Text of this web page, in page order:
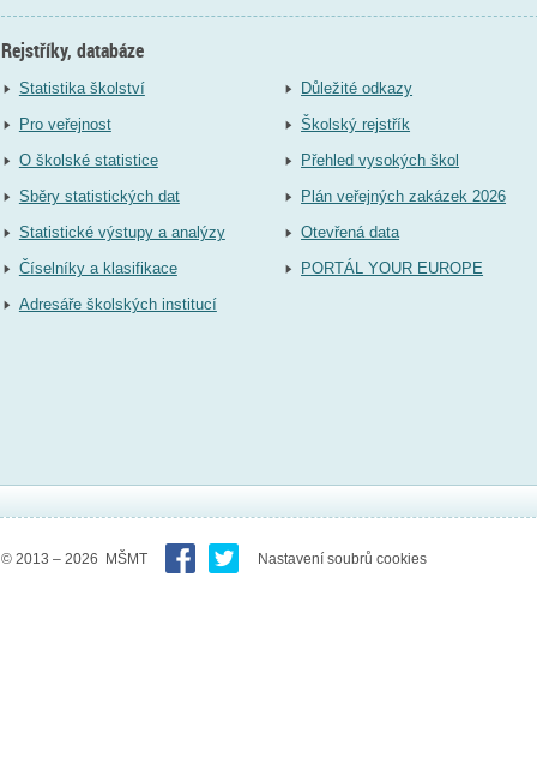
Rejstříky, databáze
Statistika školství
Pro veřejnost
O školské statistice
Sběry statistických dat
Statistické výstupy a analýzy
Číselníky a klasifikace
Adresáře školských institucí
Důležité odkazy
Školský rejstřík
Přehled vysokých škol
Plán veřejných zakázek 2026
Otevřená data
PORTÁL YOUR EUROPE
© 2013 – 2026 MŠMT Nastavení soubrů cookies